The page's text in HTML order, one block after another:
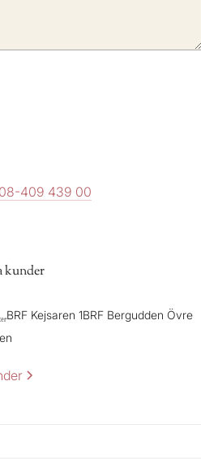
08-409 439 00
kunder
BRF Kejsaren 1BRF Bergudden Övre